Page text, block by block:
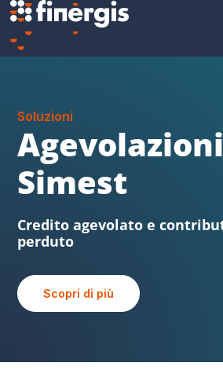
Soluzioni
Sabatini FVG
contributo a fondo perduto
Scopri di più